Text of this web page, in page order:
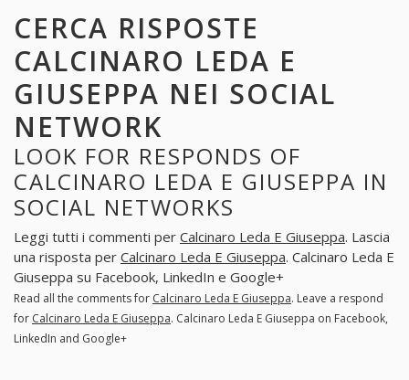
CERCA RISPOSTE
CALCINARO LEDA E
GIUSEPPA NEI SOCIAL
NETWORK
LOOK FOR RESPONDS OF
CALCINARO LEDA E GIUSEPPA IN
SOCIAL NETWORKS
Leggi tutti i commenti per Calcinaro Leda E Giuseppa. Lascia
una risposta per Calcinaro Leda E Giuseppa. Calcinaro Leda E
Giuseppa su Facebook, LinkedIn e Google+
Read all the comments for Calcinaro Leda E Giuseppa. Leave a respond
for Calcinaro Leda E Giuseppa. Calcinaro Leda E Giuseppa on Facebook,
LinkedIn and Google+